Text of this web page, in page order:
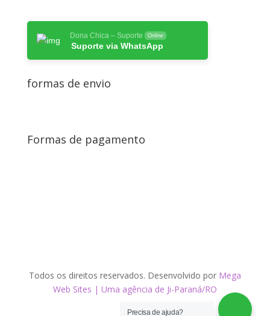
Dona Chica – Suporte Online
Suporte via WhatsApp
formas de envio
Formas de pagamento
Todos os direitos reservados. Desenvolvido por Mega
Web Sites | Uma agência de Ji-Paraná/RO
Precisa de ajuda?